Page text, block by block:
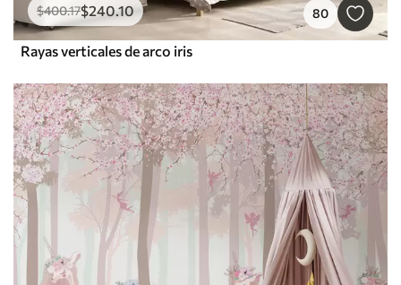
$400.17$240.10 80
Rayas verticales de arco iris